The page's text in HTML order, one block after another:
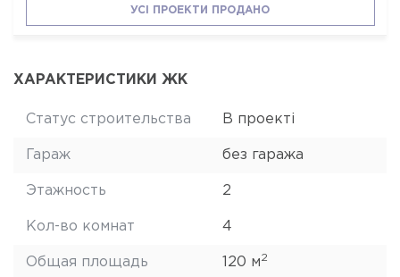
УСІ ПРОЕКТИ ПРОДАНО
ХАРАКТЕРИСТИКИ ЖК
Статус строительства В проекті
Гараж без гаража
Этажность 2
Кол-во комнат 4
Общая площадь 120 м2